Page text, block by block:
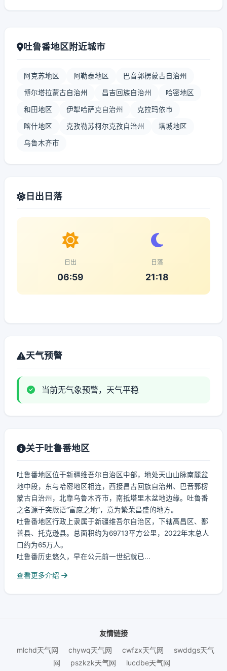
吐鲁番地区附近城市
阿克苏地区 阿勒泰地区 巴音郭楞蒙古自治州
博尔塔拉蒙古自治州 昌吉回族自治州 哈密地区
和田地区 伊犁哈萨克自治州 克拉玛依市
喀什地区 克孜勒苏柯尔克孜自治州 塔城地区
乌鲁木齐市
日出日落
日出
06:59
日落
21:18
天气预警
当前无气象预警，天气平稳
关于吐鲁番地区
吐鲁番地区位于新疆维吾尔自治区中部，地处天山山脉南麓盆
地中段，东与哈密地区相连，西接昌吉回族自治州、巴音郭楞
蒙古自治州，北靠乌鲁木齐市，南抵塔里木盆地边缘。吐鲁番
之名源于突厥语“富庶之地”，意为繁荣昌盛的地方。
吐鲁番地区行政上隶属于新疆维吾尔自治区，下辖高昌区、鄯
善县、托克逊县。总面积约为69713平方公里，2022年末总人
口约为65万人。
吐鲁番历史悠久，早在公元前一世纪就已...
查看更多介绍
友情链接
mlchd天气网
chywq天气网 cwfzx天气网
swddgs天气
网
pszkzk天气网 lucdbe天气网